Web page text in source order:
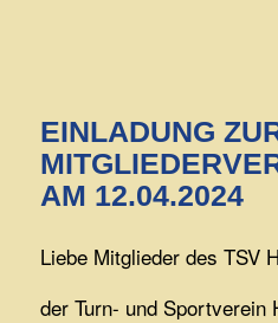
EINLADUNG
AM 12.04.2024
Liebe Mitglieder des TSV
der Turn- und Sportverein